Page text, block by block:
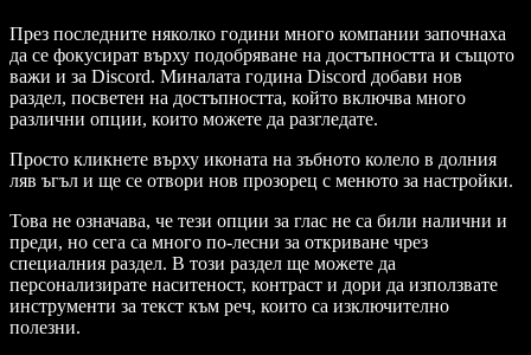
През последните няколко години много компании започнаха
да се фокусират върху подобряване на достъпността и същото
важи и за Discord. Миналата година Discord добави нов
раздел, посветен на достъпността, който включва много
различни опции, които можете да разгледате.
Просто кликнете върху иконата на зъбното колело в долния
ляв ъгъл и ще се отвори нов прозорец с менюто за настройки.
Това не означава, че тези опции за глас не са били налични и
преди, но сега са много по-лесни за откриване чрез
специалния раздел. В този раздел ще можете да
персонализирате наситеност, контраст и дори да използвате
инструменти за текст към реч, които са изключително
полезни.